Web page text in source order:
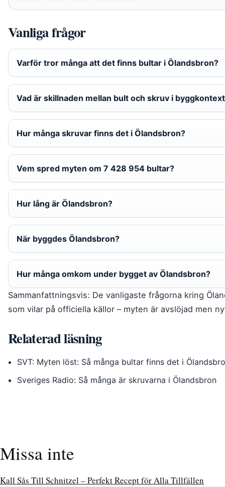
Vanliga frågor
Varför tror många att det finns bultar i Ölandsbron?
Vad är skillnaden mellan bult och skruv i
Hur många skruvar finns det i Ölandsbron?
Vem spred myten om 7 428 954 bultar?
Hur lång är Ölandsbron?
När byggdes Ölandsbron?
Hur många omkom under bygget av Ölandsbron?
Sammanfattningsvis: De vanligaste frågorna kring
som vilar på officiella källor – myten är avslöjad men
Relaterad läsning
SVT: Myten löst: Så många bultar finns det i
Sveriges Radio: Så många är skruvarna i Ölandsbron
Missa inte
Kall Sås Till Schnitzel – Perfekt Recept för Alla Tillfällen